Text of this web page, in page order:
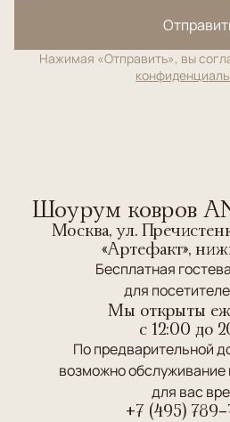
Нажимая «Отправить», вы
Шоурум ковров
Москва, ул.
«Артефакт»,
Бесплатная
для
Мы открыты
c 12:00 до
По предварительной
возможно
для вас
+7 (495)